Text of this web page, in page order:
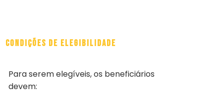
Condições de Elegibilidade
Para serem elegíveis, os beneficiários
devem: